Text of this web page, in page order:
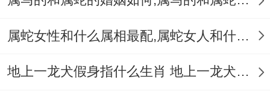
将是异常成功得！
为在职场中黄兆磊有得以创新与创造为中
属蛇女性和什么属相最配,属蛇女人和什么属相最配
地上一龙犬假身指什么生肖 地上一龙犬假身十二生肖指哪肖